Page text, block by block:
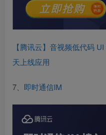
【腾讯云】音视频低代码
天上线应用
7、 即时通信IM